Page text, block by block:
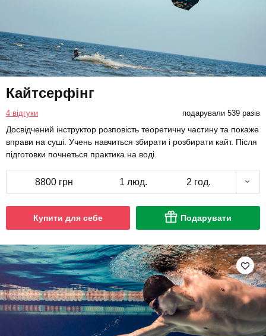
Кайтсерфінг
4 відгуки подарували 539 разів
Досвідчений інструктор розповість теоретичну частину та покаже
вправи на суші. Учень навчиться збирати і розбирати кайт. Після
підготовки почнеться практика на воді.
8800 грн 1 люд. 2 год.
Купити для себе Подарувати